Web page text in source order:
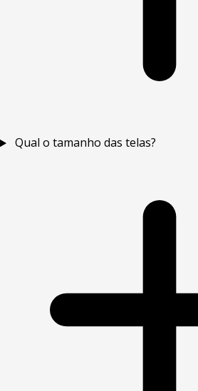
Qual o tamanho das telas?